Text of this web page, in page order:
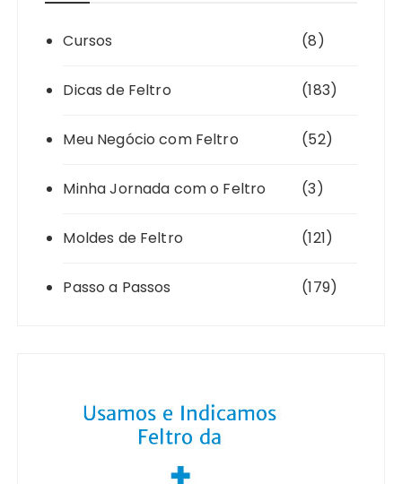
Cursos (8)
Dicas de Feltro (183)
Meu Negócio com Feltro (52)
Minha Jornada com o Feltro (3)
Moldes de Feltro (121)
Passo a Passos (179)